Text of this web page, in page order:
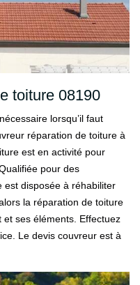
toiture 08190
lorsqu’il faut
réparation de toiture à
est en activité pour
pour des
est disposée à réhabiliter
la réparation de toiture
ses éléments. Effectuez
Le devis couvreur est à